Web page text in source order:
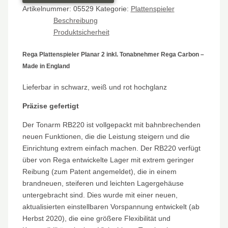
Artikelnummer: 05529 Kategorie: Plattenspieler
Beschreibung
Produktsicherheit
Rega Plattenspieler Planar 2 inkl. Tonabnehmer Rega Carbon –
Made in England
Lieferbar in schwarz, weiß und rot hochglanz
Präzise gefertigt
Der Tonarm RB220 ist vollgepackt mit bahnbrechenden
neuen Funktionen, die die Leistung steigern und die
Einrichtung extrem einfach machen. Der RB220 verfügt
über von Rega entwickelte Lager mit extrem geringer
Reibung (zum Patent angemeldet), die in einem
brandneuen, steiferen und leichten Lagergehäuse
untergebracht sind. Dies wurde mit einer neuen,
aktualisierten einstellbaren Vorspannung entwickelt (ab
Herbst 2020), die eine größere Flexibilität und